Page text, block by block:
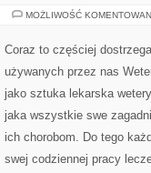
MOŻLIWOŚĆ
Coraz to częściej
używanych przez nas
jako sztuka lekarska
jaka wszystkie swe
ich chorobom. Do tego
swej codziennej pracy